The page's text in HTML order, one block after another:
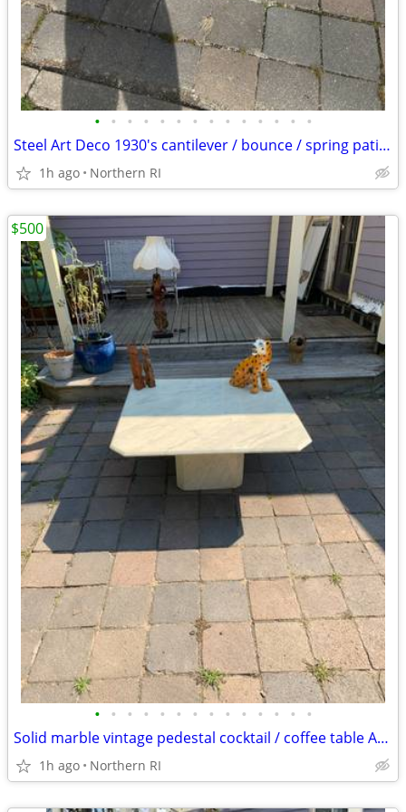
• • • • • • • • • • • • • •
Steel Art Deco 1930's cantilever / bounce / spring patio rocker A427
1h ago Northern RI
• • • • • • • • • • • • • •
Solid marble vintage pedestal cocktail / coffee table A225
1h ago Northern RI
$500